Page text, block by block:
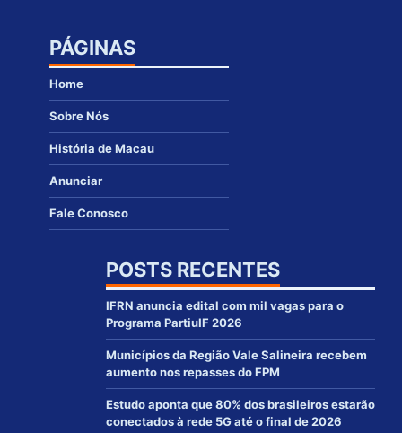
PÁGINAS
Home
Sobre Nós
História de Macau
Anunciar
Fale Conosco
POSTS RECENTES
IFRN anuncia edital com mil vagas para o
Programa PartiuIF 2026
Municípios da Região Vale Salineira recebem
aumento nos repasses do FPM
Estudo aponta que 80% dos brasileiros estarão
conectados à rede 5G até o final de 2026